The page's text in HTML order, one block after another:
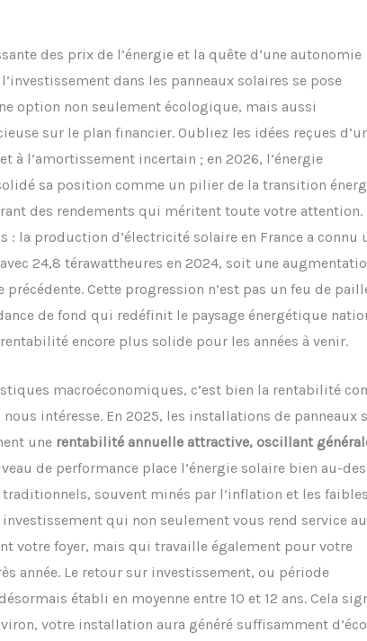
des prix de l’énergie et la quête d’une autonomie
dans les panneaux solaires se pose
option non seulement écologique, mais aussi
sur le plan financier. Oubliez les idées reçues
à l’amortissement incertain ; en 2026, l’énergie
sa position comme un pilier de la transition
des rendements qui méritent toute votre attention.
: la production d’électricité solaire en France a connu
24,8 térawattheures en 2024, soit une
précédente. Cette progression n’est pas un feu de
de fond qui redéfinit le paysage énergétique
encore plus solide pour les années à venir.
macroéconomiques, c’est bien la rentabilité
intéresse. En 2025, les installations de panneaux
une rentabilité annuelle attractive, oscillant
de performance place l’énergie solaire bien au-
souvent minés par l’inflation et les
qui non seulement vous rend service au
votre foyer, mais qui travaille également pour votre
année. Le retour sur investissement, ou période
établi en moyenne entre 10 et 12 ans. Cela
votre installation aura généré suffisamment